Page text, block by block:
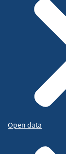
Open data